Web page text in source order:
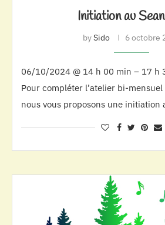
Initiation au
bySido 6 octobre
06/10/2024 @ 14 h 00 min – 17 h
Pour compléter l’atelier bi-
nous vous proposons une initiation